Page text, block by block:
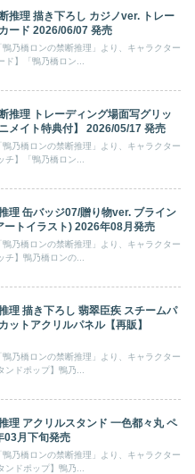
購入する
推理」の関連商品
理」のグッズ一覧を見る
製作委員会
イト通販
る